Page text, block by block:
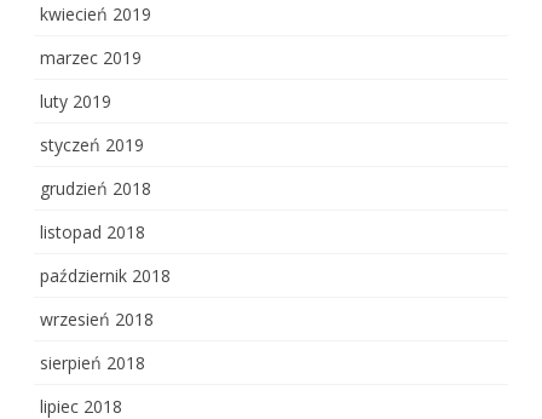
kwiecień 2019
marzec 2019
luty 2019
styczeń 2019
grudzień 2018
listopad 2018
październik 2018
wrzesień 2018
sierpień 2018
lipiec 2018